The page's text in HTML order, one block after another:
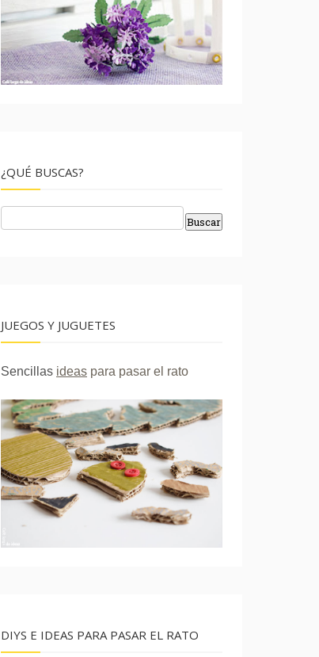
¿QUÉ BUSCAS?
JUEGOS Y JUGUETES
Sencillas ideas para pasar el rato
DIYS E IDEAS PARA PASAR EL RATO